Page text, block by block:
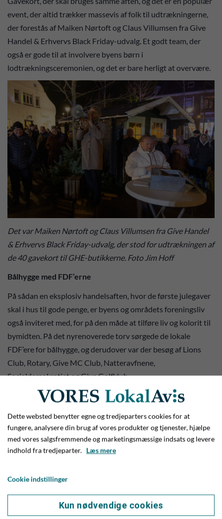
event, der altid trækker massevis af folk til udtrækningerne,
der forestås af Maiken Nørtoft og Claus Villumsen fra Give
Handel & Erhvervs Black Friday-udvalg. Et godt team, der
også er gode til at involvere byens børn i
lodtrækningsceremonien, og det er bare herligt at overvære.
Det var Maiken Nørtoft og Claus Villumsen fra Give Handel
& Erhvervs Black Friday-udvalg, der stod for udtrækningen af
de 40 gavekort til GHE-butikkerne. Foto Jim Hoff
Bålhygge med FDF’erne
På sådan en eksplosiv handelsaften, hvor de første julegaver
skal i hus til gode penge, er byens og områdets foreningsliv
også inviteret med, for på den måde at tilføre liv og kolorit til
bymidten. På det nyrenoverede torv sørgede de lokale
FDF’ere for bålhygge, og derudover var der besøg af Lions
Club, Rotary, Give MC Club, Natteravfnene,
Socialdemokratiet og Give Golfklub.
Maiken og Claus kan for øvrigt berette om rekordstor
uden for Give Tøjcenter, og da det rykkede op i midtbyen, var
der også godt med folk, der prøvede lykken.
Brandbilen og klatretårnet storhittede
taget forskellige små praktiske opgaver med, som byens børn
havde mulighed for at løse. Derudover må vi konstatere, at
Dette websted benytter egne og tredjeparters cookies for at
fungere, analysere din brug af vores produkter og tjenester, hjælpe
med vores salgsfremmende og marketingsmæssige indsats og levere
indhold fra tredjeparter. Læs mere
Cookie indstillinger
Kun nødvendige cookies